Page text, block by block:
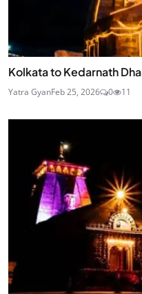
Kolkata to Kedarnath
Yatra GyanFeb 25, 2026 0 11